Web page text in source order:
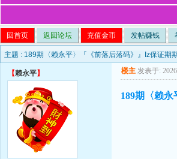
回首页 返回论坛 充值金币 发帖赚钱
主题 : 189期〈赖永平〉『《前落后落码》』Iz保证期
【赖永平】 楼主 发表于:
189期〈赖